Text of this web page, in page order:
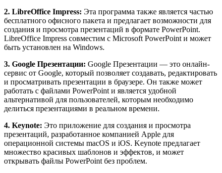
2. LibreOffice Impress: Эта программа также является частью
бесплатного офисного пакета и предлагает возможности для
создания и просмотра презентаций в формате PowerPoint.
LibreOffice Impress совместим с Microsoft PowerPoint и может
быть установлен на Windows.
3. Google Презентации: Google Презентации — это онлайн-
сервис от Google, который позволяет создавать, редактировать
и просматривать презентации в браузере. Он также может
работать с файлами PowerPoint и является удобной
альтернативой для пользователей, которым необходимо
делиться презентациями в реальном времени.
4. Keynote: Это приложение для создания и просмотра
презентаций, разработанное компанией Apple для
операционной системы macOS и iOS. Keynote предлагает
множество красивых шаблонов и эффектов, и может
открывать файлы PowerPoint без проблем.